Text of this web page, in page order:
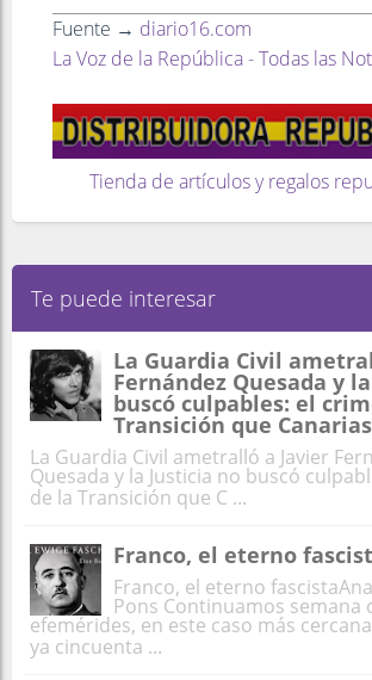
Fuente → diario16.com
La Voz de la República - Todas las
Tienda de artículos y regalos
Te puede interesar
La Guardia Civil
Fernández Quesada y
buscó culpables: el
Transición que
La Guardia Civil ametralló a Javier
Quesada y la Justicia no buscó
de la Transición que C ...
Franco, el eterno
Franco, el eterno
Pons Continuamos semana
efemérides, en este caso más
ya cincuenta ...